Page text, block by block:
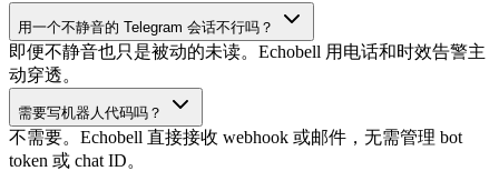
用一个不静音的 Telegram 会话不行吗？
即便不静音也只是被动的未读。Echobell 用电话和时效告警主
动穿透。
需要写机器人代码吗？
不需要。Echobell 直接接收 webhook 或邮件，无需管理 bot
token 或 chat ID。